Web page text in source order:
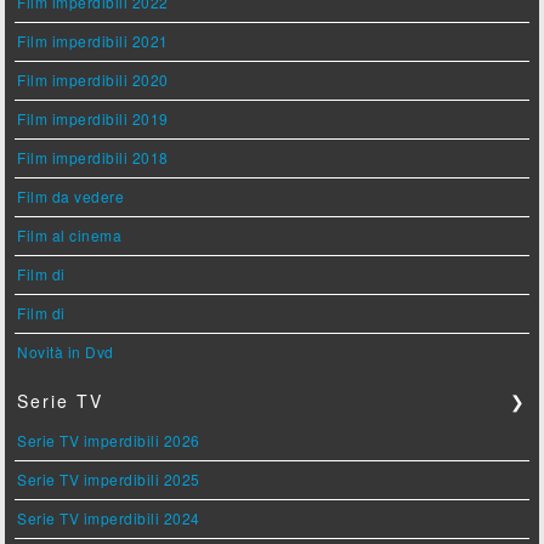
Film imperdibili 2021
Film imperdibili 2020
Film imperdibili 2019
Film imperdibili 2018
Film da vedere
Film al cinema
Film di
Film di
Novità in Dvd
Serie TV ❯
Serie TV imperdibili 2026
Serie TV imperdibili 2025
Serie TV imperdibili 2024